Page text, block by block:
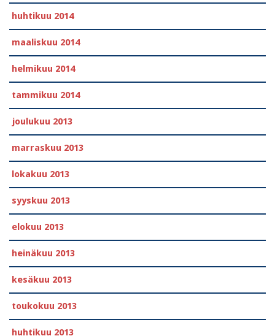
huhtikuu 2014
maaliskuu 2014
helmikuu 2014
tammikuu 2014
joulukuu 2013
marraskuu 2013
lokakuu 2013
syyskuu 2013
elokuu 2013
heinäkuu 2013
kesäkuu 2013
toukokuu 2013
huhtikuu 2013